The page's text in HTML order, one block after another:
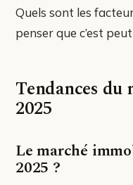
Quels sont les
penser que c’est
Tendances
2025
Le marché
2025 ?